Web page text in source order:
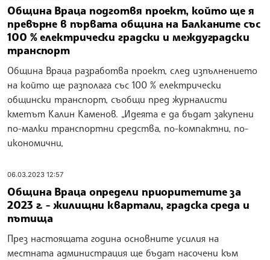
Община Враца подготвя проект, който ще я
превърне в първата община на Балканите със
100 % електрически градски и междуградски
транспорт
Община Враца разработва проект, след изпълнението
на който ще разполага със 100 % електрически
общински транспорт, съобщи пред журналисти
кметът Калин Каменов. „Идеята е да бъдат закупени
по-малки транспортни средства, по-компактни, по-
икономични,
06.03.2023 12:57
Община Враца определи приоритетите за
2023 г. - жилищни квартали, градска среда и
пътища
През настоящата година основните усилия на
местната администрация ще бъдат насочени към